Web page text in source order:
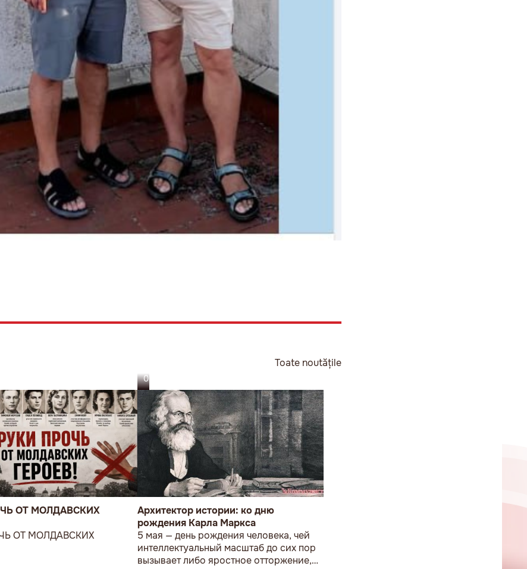
Toate noutățile
ОТ МОЛДАВСКИХ
ОТ МОЛДАВСКИХ
05.08.26
Архитектор истории: ко дню
рождения Карла Маркса
5 мая — день рождения человека, чей
интеллектуальный масштаб до сих пор
вызывает либо яростное отторжение,